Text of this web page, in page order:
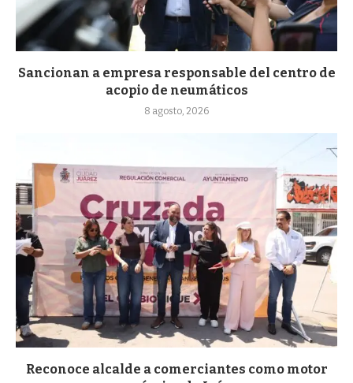
Sancionan a empresa responsable del centro de
acopio de neumáticos
8 agosto, 2026
Reconoce alcalde a comerciantes como motor